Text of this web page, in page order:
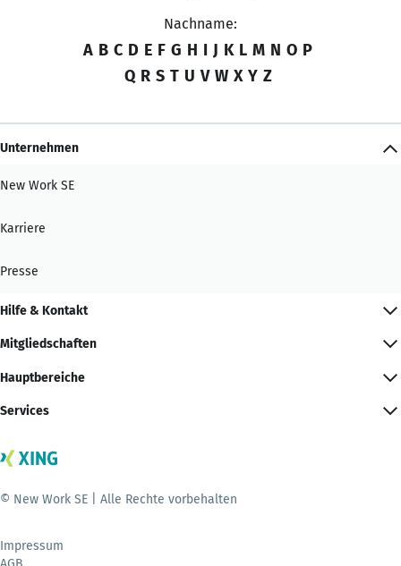
Nachname:
A B C D E F G H I J K L M N O P
Q R S T U V W X Y Z
Unternehmen
New Work SE
Karriere
Presse
Hilfe & Kontakt
Mitgliedschaften
Hauptbereiche
Services
© New Work SE | Alle Rechte vorbehalten
Impressum